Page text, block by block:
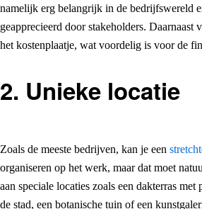
namelijk erg belangrijk in de bedrijfswereld
geapprecieerd door stakeholders. Daarnaast
het kostenplaatje, wat voordelig is voor de
2. Unieke locatie
Zoals de meeste bedrijven, kan je een
organiseren op het werk, maar dat moet
aan speciale locaties zoals een dakterras
de stad, een botanische tuin of een